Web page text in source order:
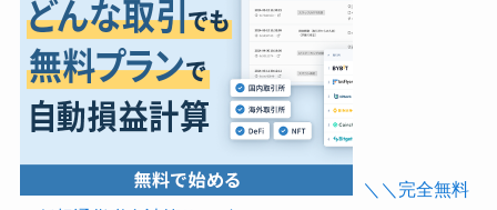
＼＼完全無料